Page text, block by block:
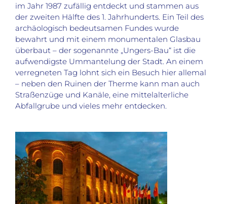
im Jahr 1987 zufällig entdeckt und stammen aus
der zweiten Hälfte des 1. Jahrhunderts. Ein Teil des
archäologisch bedeutsamen Fundes wurde
bewahrt und mit einem monumentalen Glasbau
überbaut – der sogenannte „Ungers-Bau“ ist die
aufwendigste Ummantelung der Stadt. An einem
verregneten Tag lohnt sich ein Besuch hier allemal
– neben den Ruinen der Therme kann man auch
Straßenzüge und Kanäle, eine mittelalterliche
Abfallgrube und vieles mehr entdecken.